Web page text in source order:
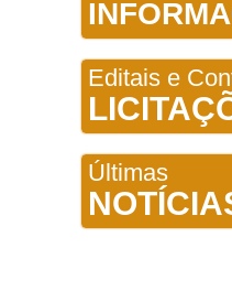
Editais e
Últimas